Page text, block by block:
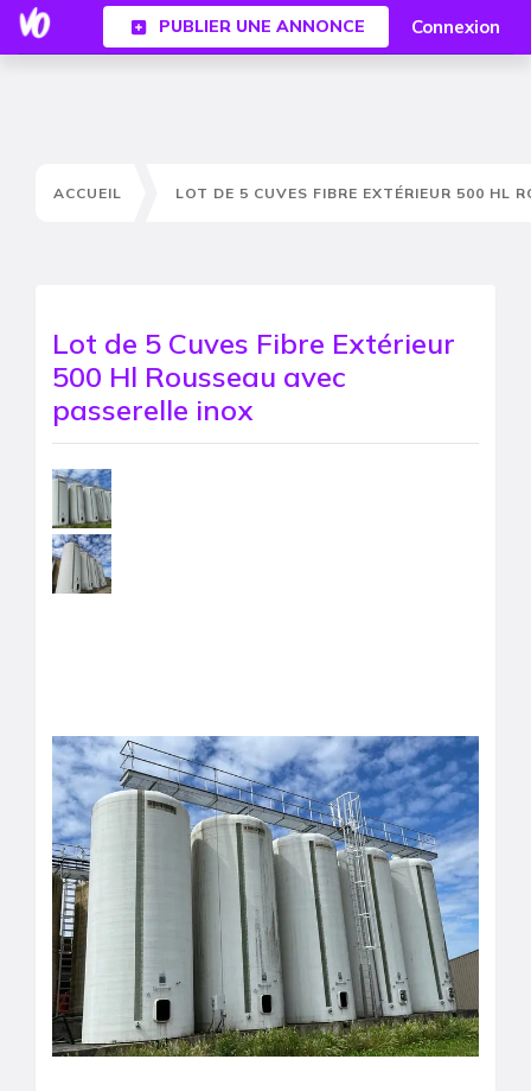
PUBLIER UNE ANNONCE Connexion
ACCUEIL LOT DE 5 CUVES FIBRE EXTÉRIEUR 500 HL
Lot de 5 Cuves Fibre Extérieur
500 Hl Rousseau avec
passerelle inox